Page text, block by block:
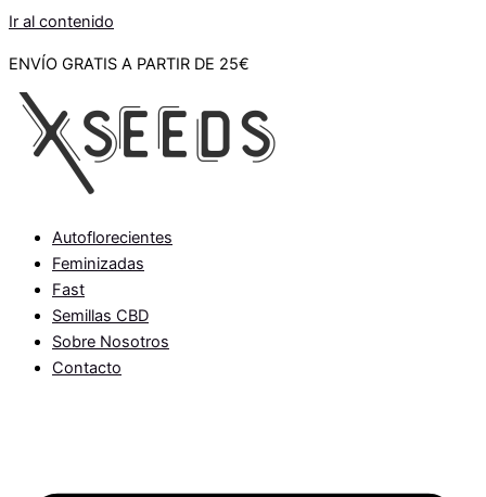
Ir al contenido
ENVÍO GRATIS A PARTIR DE 25€
Autoflorecientes
Feminizadas
Fast
Semillas CBD
Sobre Nosotros
Contacto